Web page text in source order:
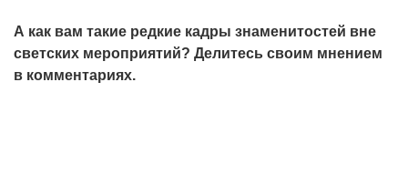
А как вам такие редкие кадры знаменитостей вне
светских мероприятий? Делитесь своим мнением
в комментариях.